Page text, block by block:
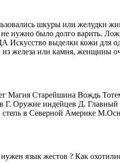
шкуры или желудки
нужно было долго варить.
выделки кожи для
железа или камня, женщины
Магия Старейшина Вождь
Г. Оружие индейцев Д.
в Северной Америке
язык жестов ? Как